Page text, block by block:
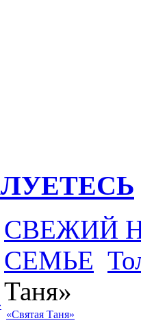
СВЕЖИЙ
СЕМЬЕ
Таня»
«Святая Таня»